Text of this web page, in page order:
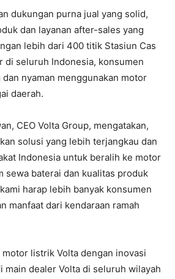
dukungan purna jual yang solid,
dan layanan after-sales yang
lebih dari 400 titik Stasiun Cas
di seluruh Indonesia, konsumen
nyaman menggunakan motor
daerah.
CEO Volta Group, mengatakan,
solusi yang lebih terjangkau dan
Indonesia untuk beralih ke motor
sewa baterai dan kualitas produk
harap lebih banyak konsumen
manfaat dari kendaraan ramah
listrik Volta dengan inovasi
dealer Volta di seluruh wilayah